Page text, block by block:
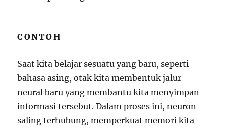
CONTOH
Saat kita belajar sesuatu yang baru, seperti
bahasa asing, otak kita membentuk jalur
neural baru yang membantu kita menyimpan
informasi tersebut. Dalam proses ini, neuron
saling terhubung, memperkuat memori kita